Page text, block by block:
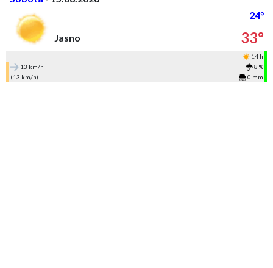
24°
Jasno
33°
14 h
13 km/h
8 %
(13 km/h)
0 mm